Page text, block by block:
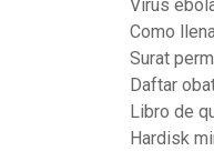
Virus
Como
Surat
Daftar
Libro de
Hardisk